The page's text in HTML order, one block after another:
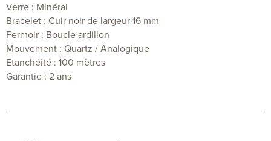
Verre : Minéral
Bracelet : Cuir noir de largeur 16 mm
Fermoir : Boucle ardillon
Mouvement : Quartz / Analogique
Etanchéité : 100 mètres
Garantie : 2 ans